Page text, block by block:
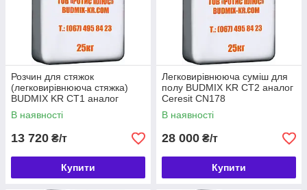
Розчин для стяжок
(легковирівнююча стяжка)
BUDMIX KR СТ1 аналог
Ceresit СN 278 25 кг
В наявності
13 720 ₴/т
Купити
Легковирівнююча суміш для
полу BUDMIX KR СТ2 aналог
Ceresit СN178
В наявності
28 000 ₴/т
Купити